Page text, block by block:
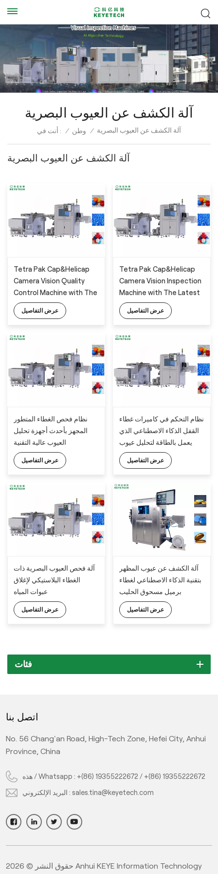
آلة الكشف عن العيوب البصرية
أنت في : / وطن / آلة الكشف عن العيوب البصرية
آلة الكشف عن العيوب البصرية
Tetra Pak Cap&Helicap
Camera Vision Quality
Control Machine with The
Latest AI Technology
عرض التفاصيل
Tetra Pak Cap&Helicap
Camera Vision Inspection
Machine with The Latest
AI Deep-Learning
Algorithm
عرض التفاصيل
نظام فحص الغطاء المتطور
المجهز بأحدث أجهزة تحليل
العيوب عالية التقنية
عرض التفاصيل
نظام التحكم في كاميرات غطاء
القفل الذكاء الاصطناعي الذي
يعمل بالطاقة لتحليل عيوب
التغليف البلاستيكي الصلب
عرض التفاصيل
آلة فحص العيوب البصرية ذات
الغطاء البلاستيكي لإغلاق
عبوات المياه
عرض التفاصيل
آلة الكشف عن عيوب المظهر
بتقنية الذكاء الاصطناعي لغطاء
برميل مسحوق الحليب
عرض التفاصيل
فئات
اتصل بنا
No. 56 Chang'an Road, High-Tech Zone, Hefei City, Anhui
Province, China
هذه / Whatsapp : +(86) 19355222672 / +(86) 19355222672
البريد الإلكتروني :sales.tina@keyetech.com
حقوق النشر © 2026 Anhui KEYE Information Technology